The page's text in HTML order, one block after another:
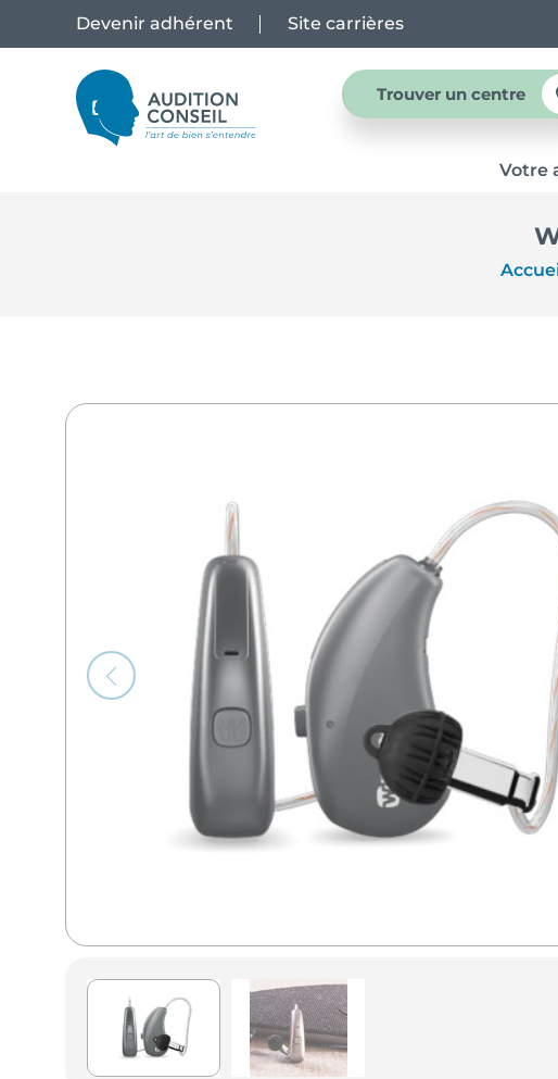
Devenir adhérent Site carrières
Trouver un centre
Votre